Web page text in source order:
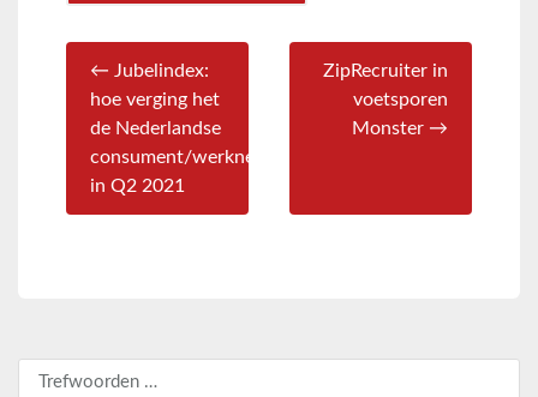
← Jubelindex:
hoe verging het
de Nederlandse
consument/werknemer
in Q2 2021
ZipRecruiter in
voetsporen
Monster →
Zoeken naar: